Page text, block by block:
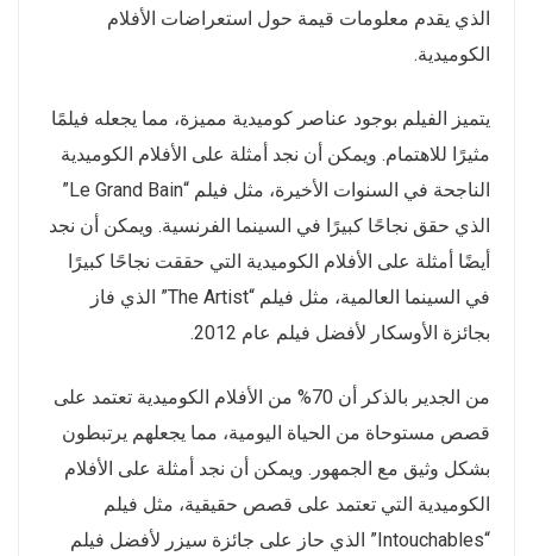
الذي يقدم معلومات قيمة حول استعراضات الأفلام
الكوميدية.
يتميز الفيلم بوجود عناصر كوميدية مميزة، مما يجعله فيلمًا
مثيرًا للاهتمام. ويمكن أن نجد أمثلة على الأفلام الكوميدية
الناجحة في السنوات الأخيرة، مثل فيلم “Le Grand Bain”
الذي حقق نجاحًا كبيرًا في السينما الفرنسية. ويمكن أن نجد
أيضًا أمثلة على الأفلام الكوميدية التي حققت نجاحًا كبيرًا
في السينما العالمية، مثل فيلم “The Artist” الذي فاز
بجائزة الأوسكار لأفضل فيلم عام 2012.
من الجدير بالذكر أن 70% من الأفلام الكوميدية تعتمد على
قصص مستوحاة من الحياة اليومية، مما يجعلهم يرتبطون
بشكل وثيق مع الجمهور. ويمكن أن نجد أمثلة على الأفلام
الكوميدية التي تعتمد على قصص حقيقية، مثل فيلم
“Intouchables” الذي حاز على جائزة سيزر لأفضل فيلم